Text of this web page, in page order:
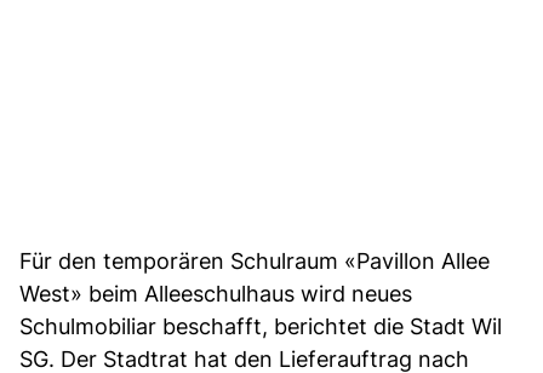
Für den temporären Schulraum «Pavillon Allee
West» beim Alleeschulhaus wird neues
Schulmobiliar beschafft, berichtet die Stadt Wil
SG. Der Stadtrat hat den Lieferauftrag nach